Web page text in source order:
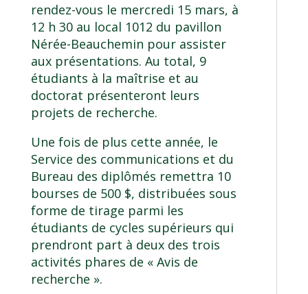
rendez-vous le mercredi 15 mars, à
12 h 30 au local 1012 du pavillon
Nérée-Beauchemin pour assister
aux présentations. Au total, 9
étudiants à la maîtrise et au
doctorat présenteront leurs
projets de recherche.
Une fois de plus cette année, le
Service des communications et du
Bureau des diplômés remettra 10
bourses de 500 $, distribuées sous
forme de tirage parmi les
étudiants de cycles supérieurs qui
prendront part à deux des trois
activités phares de « Avis de
recherche ».